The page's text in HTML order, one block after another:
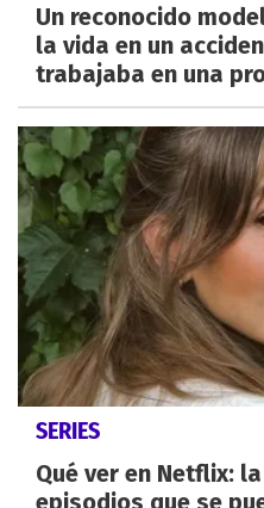
Un reconocido
la vida en un
trabajaba en una
SERIES
Qué ver en Netflix:
episodios que se